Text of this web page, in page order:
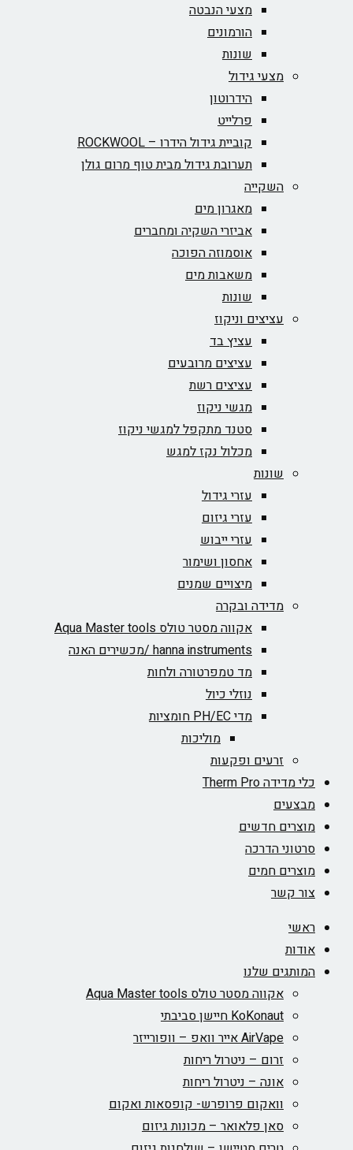
מצעי הנבטה
הורמונים
שונות
מצעי גידול
הידרוטון
פרלייט
קוביית גידול הידרו – ROCKWOOL‏
תערובת גידול מבית טוף מרום גולן
השקייה
מאגרון מים
אביזרי השקיה ומחברים
אוסמוזה הפוכה
משאבות מים
שונות
עציצים וניקוז
עציץ בד
עציצים מרובעים
עציצים רשת
מגשי ניקוז
סטנד מתקפל למגשי ניקוז
מכלול נקז למגש
שונות
עזרי גידול
עזרי גיזום
עזרי ייבוש
אחסון ושימור
מיצויים שמנים
מדידה ובקרה
אקווה מסטר טולס Aqua Master tools
hanna instruments /מכשירים האנה
מד טמפרטורה ולחות
נוזלי כיול
מדי PH/EC חומציות
מוליכות
זרעים ופקעות
כלי מדידה Therm Pro
מבצעים
מוצרים חדשים
סרטוני הדרכה
מוצרים חמים
צור קשר
ראשי
אודות
המותגים שלנו
אקווה מסטר טולס Aqua Master tools
KoKonaut חיישן סביבתי
AirVape אייר וואפ – וופורייזר
זרום – ניטרול ריחות
אונה – ניטרול ריחות
וואקום פרופרש- קופסאות ואקום
סאן פלאואר – מכונות גיזום